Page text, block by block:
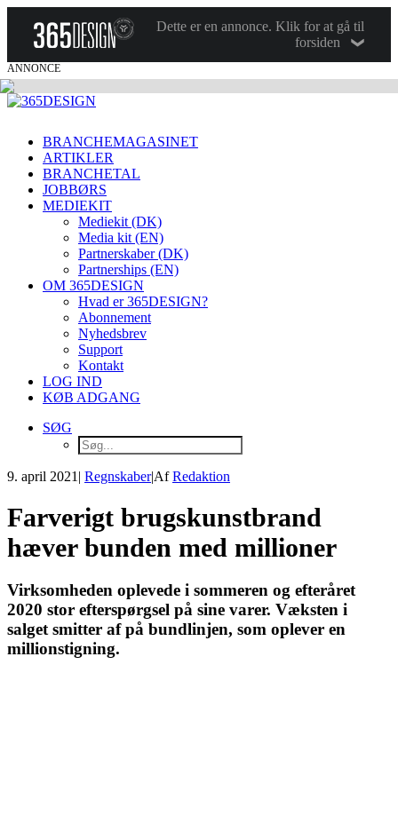
Dette er en annonce. Klik for at gå til
forsiden
ANNONCE
BRANCHEMAGASINET
ARTIKLER
BRANCHETAL
JOBBØRS
MEDIEKIT
Mediekit (DK)
Media kit (EN)
Partnerskaber (DK)
Partnerships (EN)
OM 365DESIGN
Hvad er 365DESIGN?
Abonnement
Nyhedsbrev
Support
Kontakt
LOG IND
KØB ADGANG
SØG
9. april 2021 | Regnskaber|AfRedaktion
Farverigt brugskunstbrand
hæver bunden med millioner
Virksomheden oplevede i sommeren og efteråret
2020 stor efterspørgsel på sine varer. Væksten i
salget smitter af på bundlinjen, som oplever en
millionstigning.